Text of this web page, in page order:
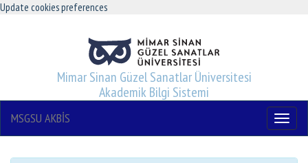
Update cookies preferences
Mimar Sinan Güzel Sanatlar Üniversitesi
Akademik Bilgi Sistemi
Menu
MSGSU AKBİS